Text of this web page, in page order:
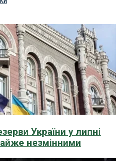
України у липні
незмінними